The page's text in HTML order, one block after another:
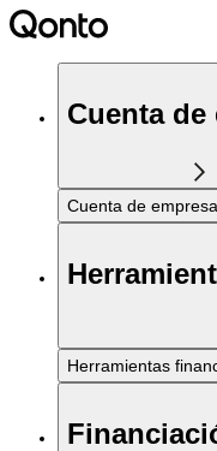
Cuenta de
Cuenta de empresa
Herramientas